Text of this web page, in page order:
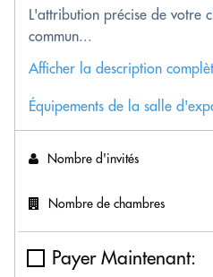
L'attribution précise de votre
commun...
Afficher la description
Équipements de la salle
Nombre d'invités
Nombre de chambres
Payer Maintenant: